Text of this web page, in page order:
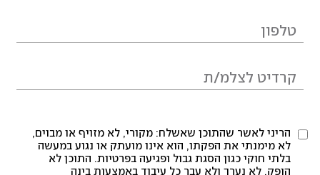
הריני לאשר שהתוכן שאשלח: מקורי, לא מזויף או מבוים,
לא מימנתי את הפקתו, הוא אינו מועתק או נגוע במעשה
בלתי חוקי כגון הסגת גבול ופגיעה בפרטיות. התוכן לא
הופק, לא נערך ולא עבר כל עיבוד באמצעות בינה